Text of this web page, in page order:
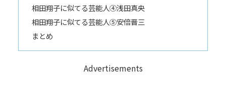
相田翔子に似てる芸能人④浅田真央
相田翔子に似てる芸能人⑤安倍晋三
まとめ
Advertisements